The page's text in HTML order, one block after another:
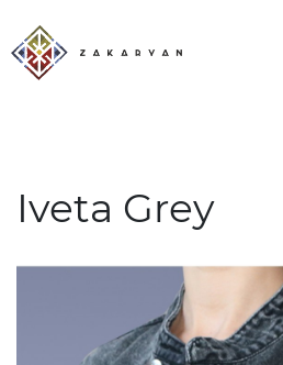
Iveta Grey